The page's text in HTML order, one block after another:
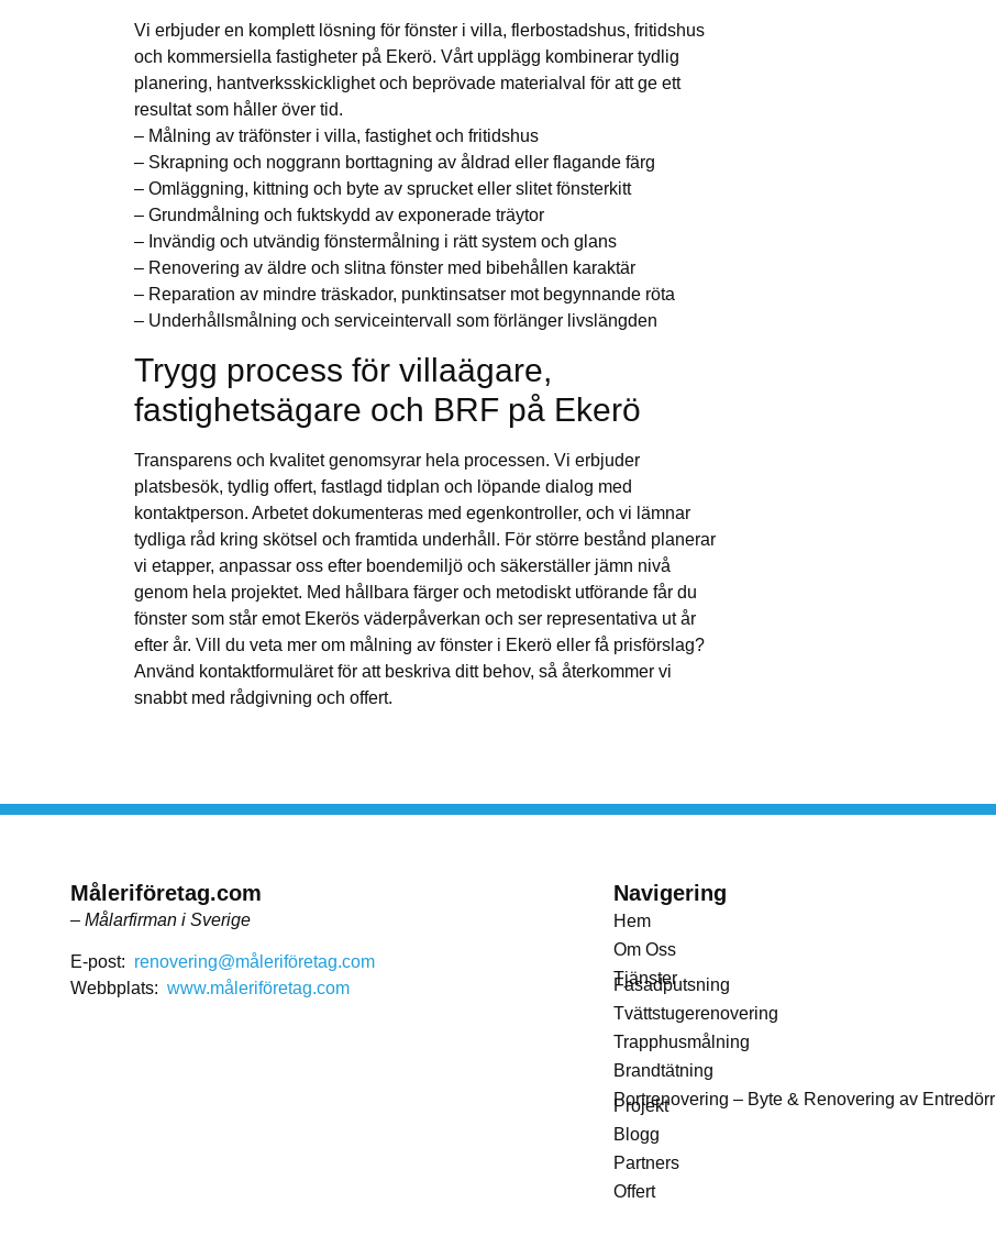
Vi erbjuder en komplett lösning för fönster i villa, flerbostadshus, fritidshus
och kommersiella fastigheter på Ekerö. Vårt upplägg kombinerar tydlig
planering, hantverksskicklighet och beprövade materialval för att ge ett
resultat som håller över tid.
– Målning av träfönster i villa, fastighet och fritidshus
– Skrapning och noggrann borttagning av åldrad eller flagande färg
– Omläggning, kittning och byte av sprucket eller slitet fönsterkitt
– Grundmålning och fuktskydd av exponerade träytor
– Invändig och utvändig fönstermålning i rätt system och glans
– Renovering av äldre och slitna fönster med bibehållen karaktär
– Reparation av mindre träskador, punktinsatser mot begynnande röta
– Underhållsmålning och serviceintervall som förlänger livslängden
Trygg process för villaägare,
fastighetsägare och BRF på Ekerö
Transparens och kvalitet genomsyrar hela processen. Vi erbjuder
platsbesök, tydlig offert, fastlagd tidplan och löpande dialog med
kontaktperson. Arbetet dokumenteras med egenkontroller, och vi lämnar
tydliga råd kring skötsel och framtida underhåll. För större bestånd planerar
vi etapper, anpassar oss efter boendemiljö och säkerställer jämn nivå
genom hela projektet. Med hållbara färger och metodiskt utförande får du
fönster som står emot Ekerös väderpåverkan och ser representativa ut år
efter år. Vill du veta mer om målning av fönster i Ekerö eller få prisförslag?
Använd kontaktformuläret för att beskriva ditt behov, så återkommer vi
snabbt med rådgivning och offert.
Måleriföretag.com
– Målarfirman i Sverige
E-post: renovering@måleriföretag.com
Webbplats: www.måleriföretag.com
Navigering
Hem
Om Oss
Tjänster
Fasadputsning
Tvättstugerenovering
Trapphusmålning
Brandtätning
Portrenovering – Byte & Renovering av Entredörr
Projekt
Blogg
Partners
Offert